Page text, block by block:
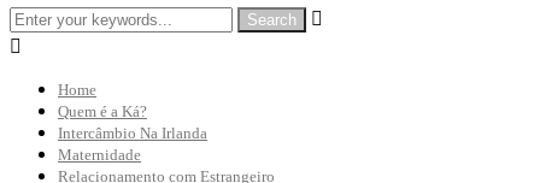


Home
Quem é a Ká?
Intercâmbio Na Irlanda
Maternidade
Relacionamento com Estrangeiro